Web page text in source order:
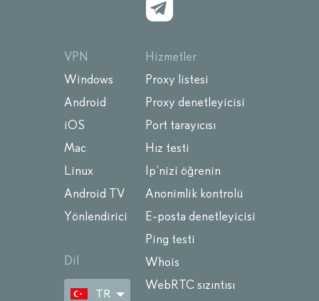
VPN
Windows
Android
iOS
Mac
Linux
Android TV
Yönlendirici
Dil
TR
Hizmetler
Proxy listesi
Proxy denetleyicisi
Port tarayıcısı
Hız testi
Ip’nizi öğrenin
Anonimlik kontrolü
E-posta denetleyicisi
Ping testi
Whois
WebRTC sızıntısı